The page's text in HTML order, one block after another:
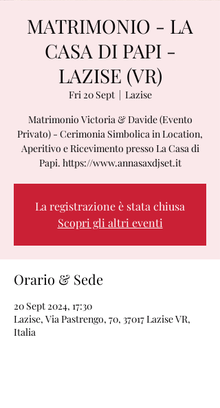
MATRIMONIO - LA
CASA DI PAPI -
LAZISE (VR)
Fri 20 Sept
  |
Lazise
Matrimonio Victoria & Davide (Evento
Privato) - Cerimonia Simbolica in Location,
Aperitivo e Ricevimento presso La Casa di
Papi. https://www.annasaxdjset.it
La registrazione è stata chiusa
Scopri gli altri eventi
Orario & Sede
20 Sept 2024, 17:30
Lazise, Via Pastrengo, 70, 37017 Lazise VR,
Italia